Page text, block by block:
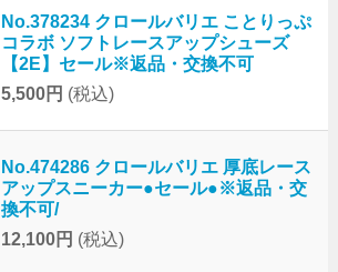
No.378234 クロールバリエ ことりっぷ
コラボ ソフトレースアップシューズ
【2E】セール※返品・交換不可
5,500円 (税込)
No.474286 クロールバリエ 厚底レース
アップスニーカー●セール●※返品・交
換不可/
12,100円 (税込)